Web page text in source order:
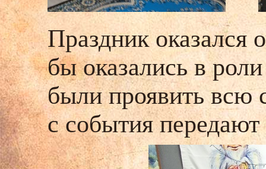
Праздник оказался
бы оказались в
были проявить всю
с события передают